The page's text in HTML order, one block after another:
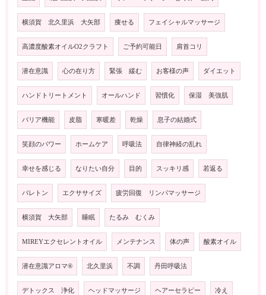
横須賀 北久里浜 大矢部 痩せる フェイシャルマッサージ
高濃度酸素オイルO2クラフト ご予約可能日 肩首コリ
潜在意識 心の在り方 緊張 緩む お客様の声 ダイエット
ハンドトリートメント オールハンド 習慣化 保湿 美強肌
バリア機能 皮脂 寒暖差 乾燥 息子の結婚式
笑顔のパワー ホームケア 呼吸法 自律神経の乱れ
幸せを感じる なりたい自分 目的 スッキリ感 若返る
バレトン エクササイズ 疲労回復 リンパマッサージ
横須賀 大矢部 睡眠 たるみ むくみ
MIREYエクセレントオイル メンテナンス 体の声 酸素オイル
潜在意識アロマ®️ 北久里浜 不調 丹田呼吸法
デトックス 浄化 ヘッドマッサージ ヘアーセラピー 冷え